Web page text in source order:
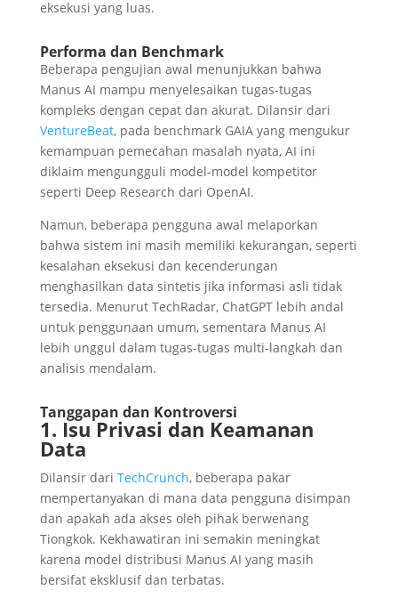
eksekusi yang luas.
Performa dan Benchmark
Beberapa pengujian awal menunjukkan bahwa
Manus AI mampu menyelesaikan tugas-tugas
kompleks dengan cepat dan akurat. Dilansir dari
VentureBeat, pada benchmark GAIA yang mengukur
kemampuan pemecahan masalah nyata, AI ini
diklaim mengungguli model-model kompetitor
seperti Deep Research dari OpenAI.
Namun, beberapa pengguna awal melaporkan
bahwa sistem ini masih memiliki kekurangan, seperti
kesalahan eksekusi dan kecenderungan
menghasilkan data sintetis jika informasi asli tidak
tersedia. Menurut TechRadar, ChatGPT lebih andal
untuk penggunaan umum, sementara Manus AI
lebih unggul dalam tugas-tugas multi-langkah dan
analisis mendalam.
Tanggapan dan Kontroversi
1. Isu Privasi dan Keamanan
Data
Dilansir dari TechCrunch, beberapa pakar
mempertanyakan di mana data pengguna disimpan
dan apakah ada akses oleh pihak berwenang
Tiongkok. Kekhawatiran ini semakin meningkat
karena model distribusi Manus AI yang masih
bersifat eksklusif dan terbatas.